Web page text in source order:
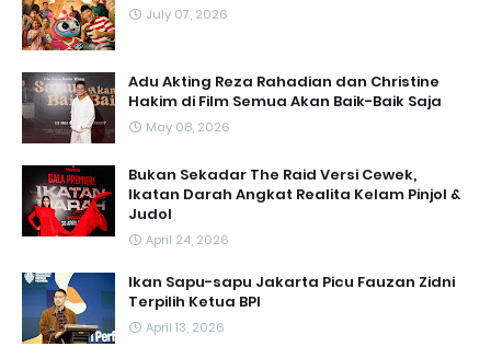
July 07, 2026
Adu Akting Reza Rahadian dan Christine
Hakim di Film Semua Akan Baik-Baik Saja
May 08, 2026
Bukan Sekadar The Raid Versi Cewek,
Ikatan Darah Angkat Realita Kelam Pinjol &
Judol
April 24, 2026
Ikan Sapu-sapu Jakarta Picu Fauzan Zidni
Terpilih Ketua BPI
April 13, 2026